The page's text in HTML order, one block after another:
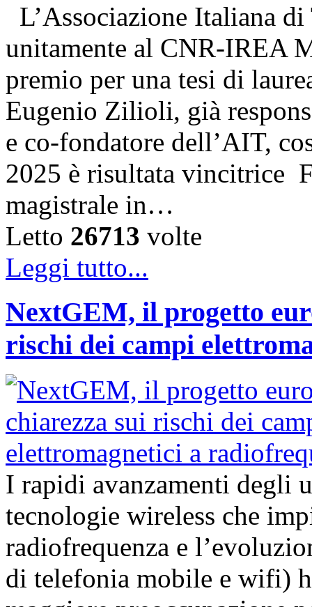
L’Associazione Italiana
unitamente al CNR-IREA
premio per una tesi di
Eugenio Zilioli, già
e co-fondatore dell’AIT,
2025 è risultata vincitrice
magistrale in…
Letto 26713 volte
Leggi tutto...
NextGEM, il progetto
rischi dei campi
I rapidi avanzamenti degli
tecnologie wireless che
radiofrequenza e
di telefonia mobile e wifi)